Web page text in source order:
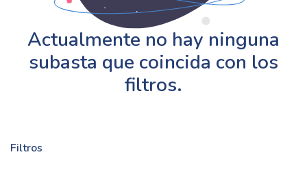
Filtros
Actualmente no hay ninguna
subasta que coincida con los
filtros.